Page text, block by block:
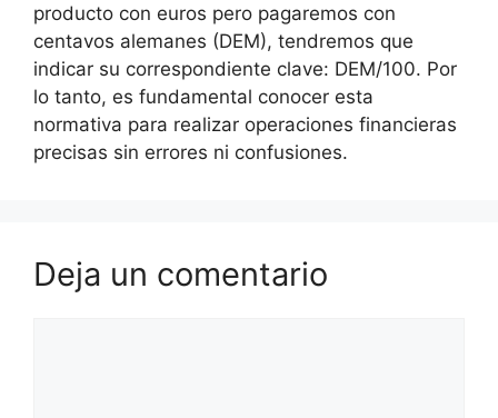
producto con euros pero pagaremos con
centavos alemanes (DEM), tendremos que
indicar su correspondiente clave: DEM/100. Por
lo tanto, es fundamental conocer esta
normativa para realizar operaciones financieras
precisas sin errores ni confusiones.
Deja un comentario